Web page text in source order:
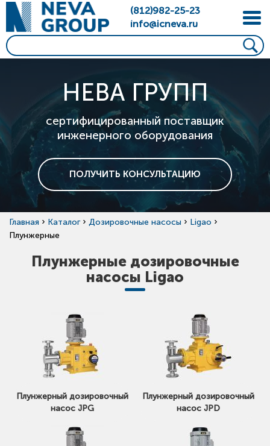
(812)982-25-23
info@icneva.ru
НЕВА ГРУПП
сертифицированный поставщик
инженерного оборудования
ПОЛУЧИТЬ КОНСУЛЬТАЦИЮ
Главная › Каталог › Дозировочные насосы › Ligao ›
Плунжерные
Плунжерные дозировочные
насосы Ligao
Плунжерный дозировочный
насос JPG
Плунжерный дозировочный
насос JPD